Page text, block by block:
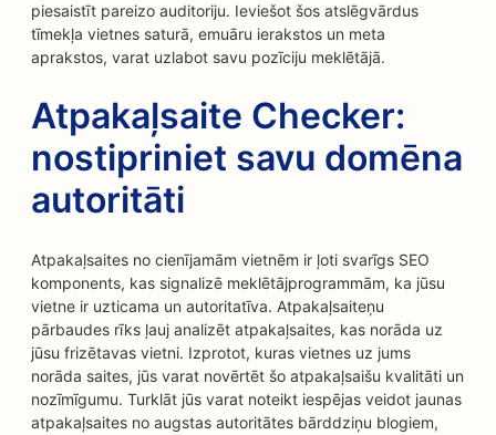
piesaistīt pareizo auditoriju. Ieviešot šos atslēgvārdus
tīmekļa vietnes saturā, emuāru ierakstos un meta
aprakstos, varat uzlabot savu pozīciju meklētājā.
Atpakaļsaite Checker:
nostipriniet savu domēna
autoritāti
Atpakaļsaites no cienījamām vietnēm ir ļoti svarīgs SEO
komponents, kas signalizē meklētājprogrammām, ka jūsu
vietne ir uzticama un autoritatīva. Atpakaļsaiteņu
pārbaudes rīks ļauj analizēt atpakaļsaites, kas norāda uz
jūsu frizētavas vietni. Izprotot, kuras vietnes uz jums
norāda saites, jūs varat novērtēt šo atpakaļsaišu kvalitāti un
nozīmīgumu. Turklāt jūs varat noteikt iespējas veidot jaunas
atpakaļsaites no augstas autoritātes bārddziņu blogiem,